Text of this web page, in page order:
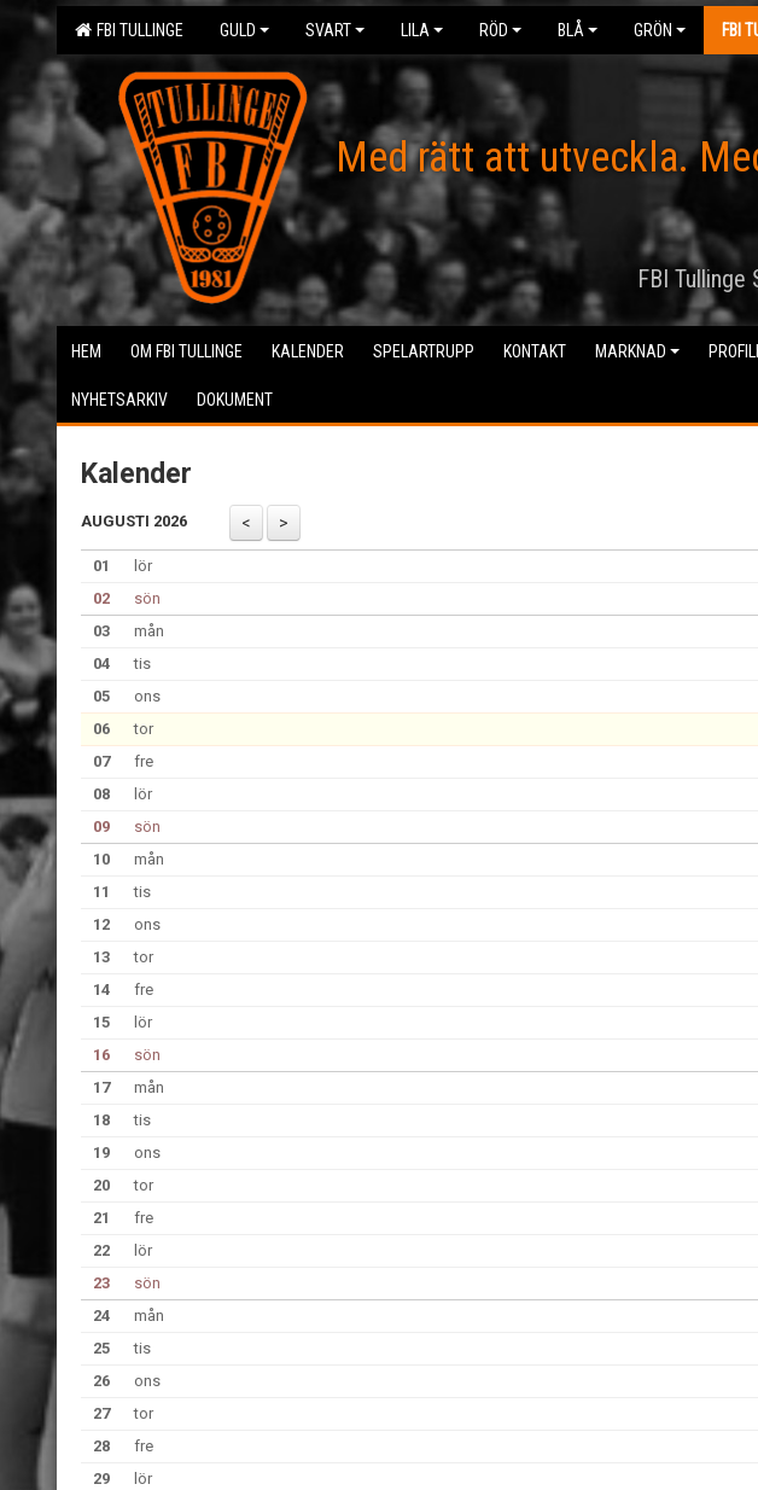
FBI TULLINGE GULD SVART LILA RÖD BLÅ GRÖN FBI
Med rätt att utveckla.
FBI Tullinge
HEM OM FBI TULLINGE KALENDER SPELARTRUPP KONTAKT MARKNAD
NYHETSARKIV DOKUMENT
Kalender
AUGUSTI 2026
01
lör
02
sön
03
mån
04
tis
05
ons
06
tor
07
fre
08
lör
09
sön
10
mån
11
tis
12
ons
13
tor
14
fre
15
lör
16
sön
17
mån
18
tis
19
ons
20
tor
21
fre
22
lör
23
sön
24
mån
25
tis
26
ons
27
tor
28
fre
29
lör